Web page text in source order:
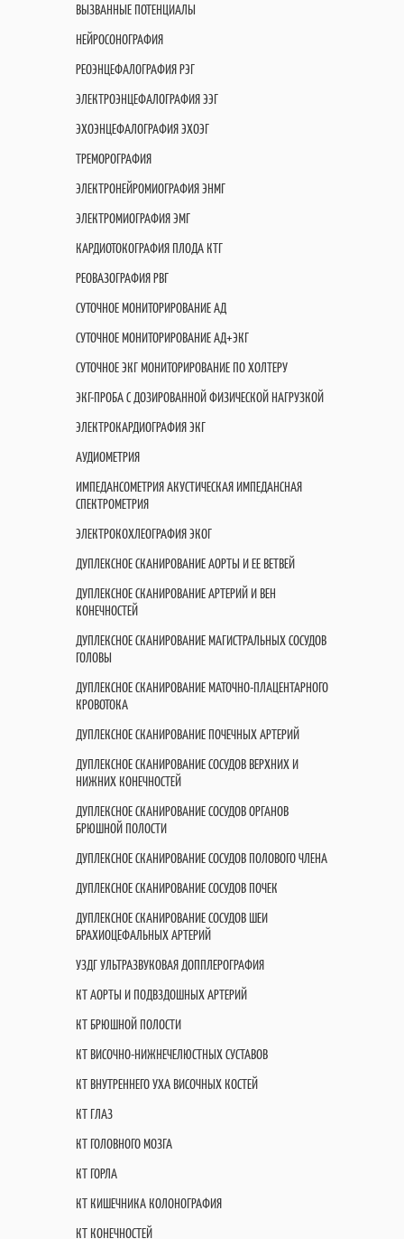
ВЫЗВАННЫЕ ПОТЕНЦИАЛЫ
НЕЙРОСОНОГРАФИЯ
РЕОЭНЦЕФАЛОГРАФИЯ РЭГ
ЭЛЕКТРОЭНЦЕФАЛОГРАФИЯ ЭЭГ
ЭХОЭНЦЕФАЛОГРАФИЯ ЭХОЭГ
ТРЕМОРОГРАФИЯ
ЭЛЕКТРОНЕЙРОМИОГРАФИЯ ЭНМГ
ЭЛЕКТРОМИОГРАФИЯ ЭМГ
КАРДИОТОКОГРАФИЯ ПЛОДА КТГ
РЕОВАЗОГРАФИЯ РВГ
СУТОЧНОЕ МОНИТОРИРОВАНИЕ АД
СУТОЧНОЕ МОНИТОРИРОВАНИЕ АД+ЭКГ
СУТОЧНОЕ ЭКГ МОНИТОРИРОВАНИЕ ПО ХОЛТЕРУ
ЭКГ-ПРОБА С ДОЗИРОВАННОЙ ФИЗИЧЕСКОЙ НАГРУЗКОЙ
ЭЛЕКТРОКАРДИОГРАФИЯ ЭКГ
АУДИОМЕТРИЯ
ИМПЕДАНСОМЕТРИЯ АКУСТИЧЕСКАЯ ИМПЕДАНСНАЯ
СПЕКТРОМЕТРИЯ
ЭЛЕКТРОКОХЛЕОГРАФИЯ ЭКОГ
ДУПЛЕКСНОЕ СКАНИРОВАНИЕ АОРТЫ И ЕЕ ВЕТВЕЙ
ДУПЛЕКСНОЕ СКАНИРОВАНИЕ АРТЕРИЙ И ВЕН
КОНЕЧНОСТЕЙ
ДУПЛЕКСНОЕ СКАНИРОВАНИЕ МАГИСТРАЛЬНЫХ СОСУДОВ
ГОЛОВЫ
ДУПЛЕКСНОЕ СКАНИРОВАНИЕ МАТОЧНО-ПЛАЦЕНТАРНОГО
КРОВОТОКА
ДУПЛЕКСНОЕ СКАНИРОВАНИЕ ПОЧЕЧНЫХ АРТЕРИЙ
ДУПЛЕКСНОЕ СКАНИРОВАНИЕ СОСУДОВ ВЕРХНИХ И
НИЖНИХ КОНЕЧНОСТЕЙ
ДУПЛЕКСНОЕ СКАНИРОВАНИЕ СОСУДОВ ОРГАНОВ
БРЮШНОЙ ПОЛОСТИ
ДУПЛЕКСНОЕ СКАНИРОВАНИЕ СОСУДОВ ПОЛОВОГО ЧЛЕНА
ДУПЛЕКСНОЕ СКАНИРОВАНИЕ СОСУДОВ ПОЧЕК
ДУПЛЕКСНОЕ СКАНИРОВАНИЕ СОСУДОВ ШЕИ
БРАХИОЦЕФАЛЬНЫХ АРТЕРИЙ
УЗДГ УЛЬТРАЗВУКОВАЯ ДОППЛЕРОГРАФИЯ
КТ АОРТЫ И ПОДВЗДОШНЫХ АРТЕРИЙ
КТ БРЮШНОЙ ПОЛОСТИ
КТ ВИСОЧНО-НИЖНЕЧЕЛЮСТНЫХ СУСТАВОВ
КТ ВНУТРЕННЕГО УХА ВИСОЧНЫХ КОСТЕЙ
КТ ГЛАЗ
КТ ГОЛОВНОГО МОЗГА
КТ ГОРЛА
КТ КИШЕЧНИКА КОЛОНОГРАФИЯ
КТ КОНЕЧНОСТЕЙ